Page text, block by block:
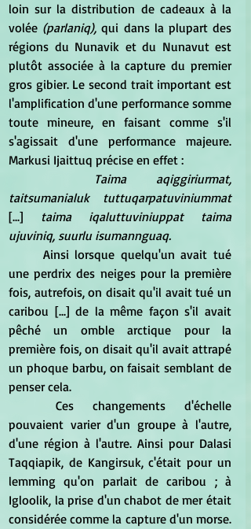
loin sur la distribution de cadeaux à la
volée (parlaniq), qui dans la plupart des
régions du Nunavik et du Nunavut est
plutôt associée à la capture du premier
gros gibier. Le second trait important est
l'amplification d'une performance somme
toute mineure, en faisant comme s'il
s'agissait d'une performance majeure.
Markusi Ijaittuq précise en effet :
Taima aqiggiriurmat,
taitsumanialuk tuttuqarpatuviniummat
[...] taima iqaluttuviniuppat taima
ujuviniq, suurlu isumannguaq.
une perdrix des neiges pour la première
fois, autrefois, on disait qu'il avait tué un
caribou [...] de la même façon s'il avait
pêché un omble arctique pour la
première fois, on disait qu'il avait attrapé
un phoque barbu, on faisait semblant de
penser cela.
pouvaient varier d'un groupe à l'autre,
d'une région à l'autre. Ainsi pour Dalasi
Taqqiapik, de Kangirsuk, c'était pour un
lemming qu'on parlait de caribou ; à
Igloolik, la prise d'un chabot de mer était
considérée comme la capture d'un morse.